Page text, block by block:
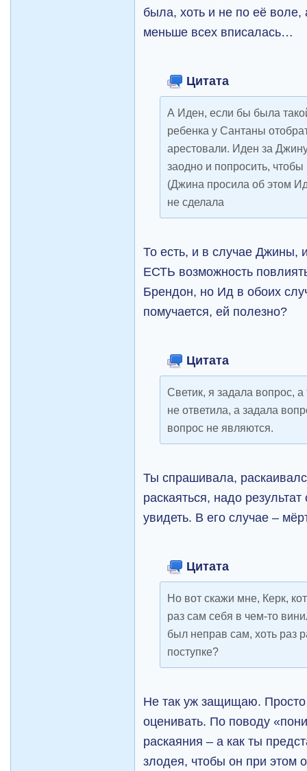
была, хоть и не по её
меньше всех вписалась…
Цитата
А Иден, если бы была
ребенка у Сантаны
арестовали. Иден за
заодно и попросить,
(Джина просила об этом
не сделала
То есть, и в случае Джины,
ЕСТЬ возможность
Брендон, но Ид в обоих
помучается, ей полезно?
Цитата
Светик, я задала вопрос,
не ответила, а задала
вопрос не являются.
Ты спрашивала,
раскаяться, надо
увидеть. В его случае –
Цитата
Но вот скажи мне, Керк,
раз сам себя в чем-то
был неправ сам, хоть раз
поступке?
Не так уж защищаю. Просто
оценивать. По поводу
раскаяния – а как ты
злодея, чтобы он при этом